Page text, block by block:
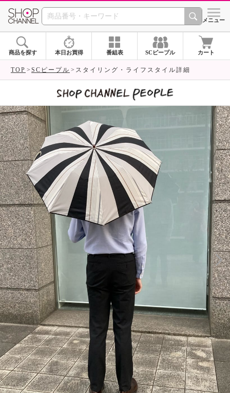
SHOP CHANNEL シメニュー
商品を探す 本日お買得 番組表 SCピープル カート
TOP SCピープル スタイリング・ライフスタイル詳細